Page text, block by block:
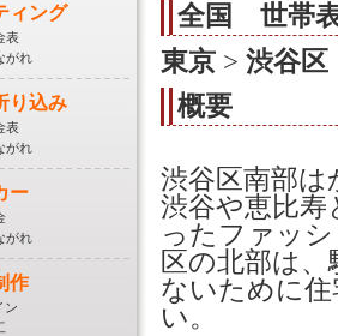
ィング
表
がれ
り込み
表
がれ
ー
がれ
作
ン
全国 世帯
東京 > 渋谷区
概要
渋谷区南部は
渋谷や恵比寿
ったファッ
区の北部は
ないために
い。